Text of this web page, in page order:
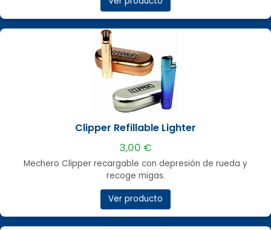
Clipper Refillable Lighter
3,00 €
Mechero Clipper recargable con depresión de rueda y
recoge migas.
Ver producto